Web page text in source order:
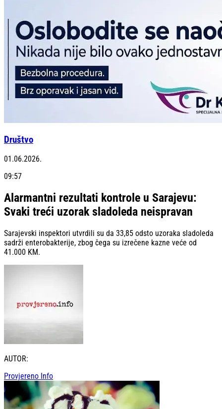
Društvo
01.06.2026.
09:57
Alarmantni rezultati kontrole u Sarajevu:
Svaki treći uzorak sladoleda neispravan
Sarajevski inspektori utvrdili su da 33,85 odsto uzoraka sladoleda
sadrži enterobakterije, zbog čega su izrečene kazne veće od
41.000 KM.
AUTOR:
Provjereno Info